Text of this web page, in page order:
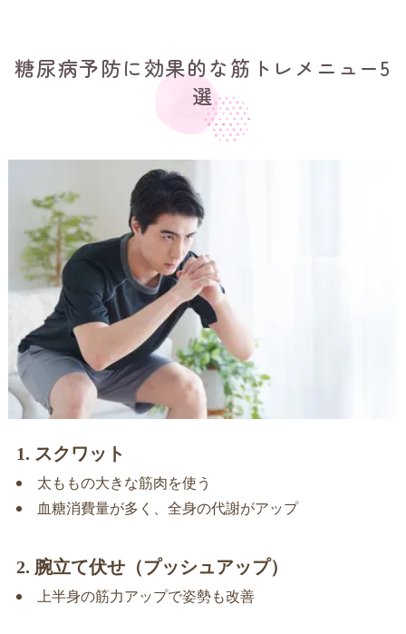
糖尿病予防に効果的な筋トレメニュー5
選
1. スクワット
太ももの大きな筋肉を使う
血糖消費量が多く、全身の代謝がアップ
2. 腕立て伏せ（プッシュアップ）
上半身の筋力アップで姿勢も改善